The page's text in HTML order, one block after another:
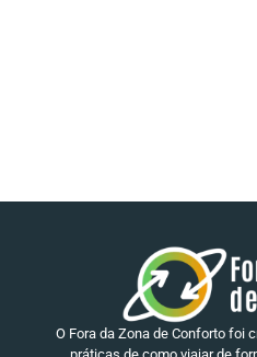
O Fora da Zona de Conforto foi